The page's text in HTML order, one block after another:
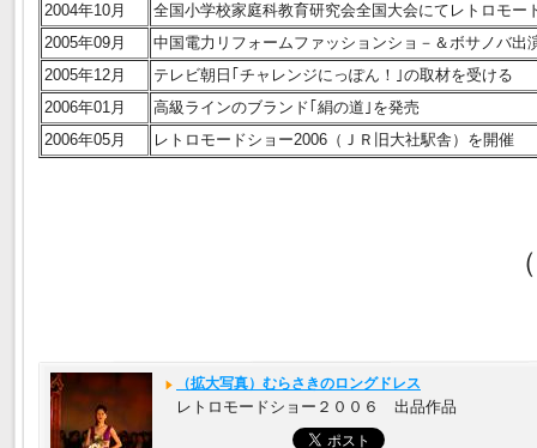
2004年10月
全国小学校家庭科教育研究会全国大会にてレトロモー
2005年09月
中国電力リフォームファッションショ－＆ボサノバ出
2005年12月
テレビ朝日｢チャレンジにっぽん！｣の取材を受ける
2006年01月
高級ラインのブランド｢絹の道｣を発売
2006年05月
レトロモードショー2006（ＪＲ旧大社駅舎）を開催
（拡大写真）むらさきのロングドレス
レトロモードショー２００６ 出品作品